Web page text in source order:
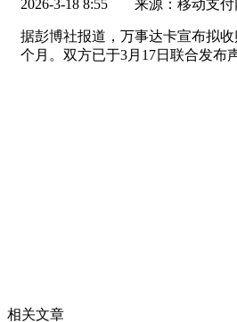
2026-3-18 8:55 来源：移动支付
据彭博社报道，万事达卡宣布拟
个月。双方已于3月17日联合发布
相关文章